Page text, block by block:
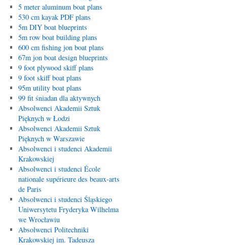
5 meter aluminum boat plans
530 cm kayak PDF plans
5m DIY boat blueprints
5m row boat building plans
600 cm fishing jon boat plans
67m jon boat design blueprints
9 foot plywood skiff plans
9 foot skiff boat plans
95m utility boat plans
99 fit śniadan dla aktywnych
Absolwenci Akademii Sztuk
Pięknych w Łodzi
Absolwenci Akademii Sztuk
Pięknych w Warszawie
Absolwenci i studenci Akademii
Krakowskiej
Absolwenci i studenci École
nationale supérieure des beaux-arts
de Paris
Absolwenci i studenci Śląskiego
Uniwersytetu Fryderyka Wilhelma
we Wrocławiu
Absolwenci Politechniki
Krakowskiej im. Tadeusza